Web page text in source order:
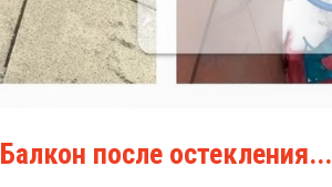
Балкон после остекления...